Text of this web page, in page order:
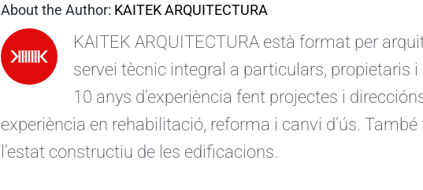
About the Author: KAITEK ARQUITECTURA
KAITEK ARQUITECTURA està format per
servei tècnic integral a particulars, propietaris
10 anys d’experiència fent projectes i
experiència en rehabilitació, reforma i canvi d’ús.
l’estat constructiu de les edificacions.